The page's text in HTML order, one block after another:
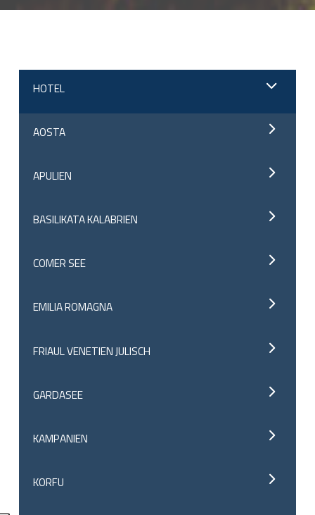
HOTEL
AOSTA
APULIEN
BASILIKATA KALABRIEN
COMER SEE
EMILIA ROMAGNA
FRIAUL VENETIEN JULISCH
GARDASEE
KAMPANIEN
KORFU